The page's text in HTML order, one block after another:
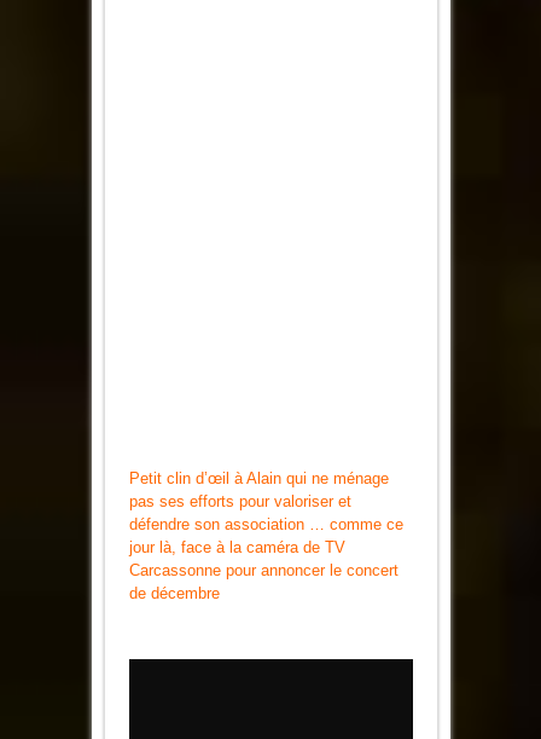
Petit clin d’œil à Alain qui ne ménage
pas ses efforts pour valoriser et
défendre son association … comme ce
jour là, face à la caméra de TV
Carcassonne pour annoncer le concert
de décembre